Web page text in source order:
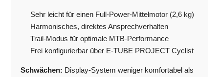
Sehr leicht für einen Full-Power-Mittelmotor (2,6 kg)
Harmonisches, direktes Ansprechverhalten
Trail-Modus für optimale MTB-Performance
Frei konfigurierbar über E-TUBE PROJECT Cyclist
Schwächen: Display-System weniger komfortabel als